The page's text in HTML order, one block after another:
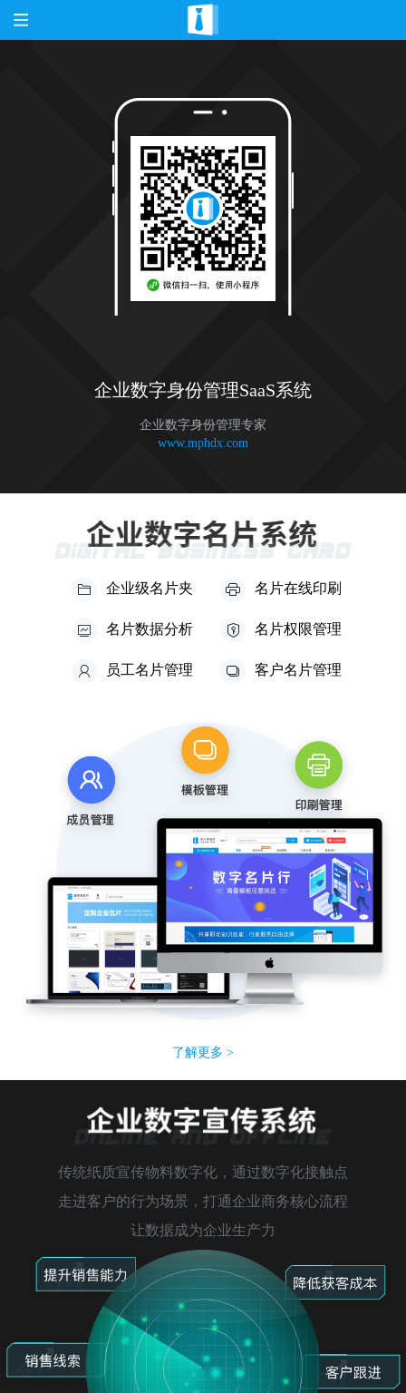
企业数字身份管理SaaS系统
企业数字身份管理专家
www.mphdx.com
企业级名片夹 名片在线印刷
名片数据分析 名片权限管理
员工名片管理 客户名片管理
了解更多 >
传统纸质宣传物料数字化，通过数字化接触点
走进客户的行为场景，打通企业商务核心流程
让数据成为企业生产力